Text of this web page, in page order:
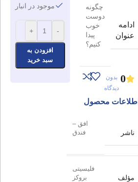
ادامه
عنوان
چگونه
دوست
خوب
پیدا
کنیم؟
0 بدون
دیدگاه
اطلاعات محصول
ناشر
افق –
فندق
مؤلف
فلیسیتی
بروکز
موجود در انبار
-
+
افزودن به
سبد خرید